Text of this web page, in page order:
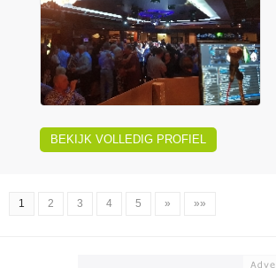
BEKIJK VOLLEDIG PROFIEL
1 2 3 4 5 » »»